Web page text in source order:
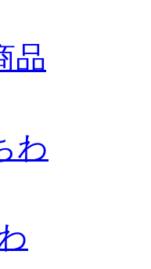
品
わ